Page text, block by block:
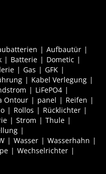
Aufbautür
Batterie
Dometic
Gas
GFK
Kabel Verlegung
LiFePO4
Ontour panel
Reifen
Rollos
Rücklichter
Strom
Thule
Wasser
Wasserhahn
Wechselrichter